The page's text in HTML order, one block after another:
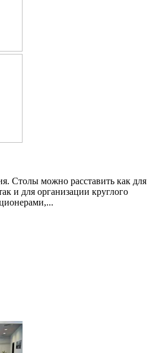
Столы можно расставить как для
и для организации круглого